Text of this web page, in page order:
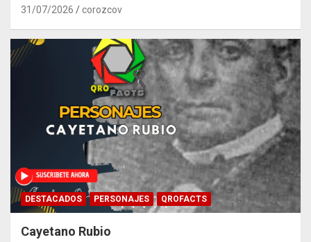
31/07/2026 corozcov
DESTACADOS PERSONAJES QROFACTS
Cayetano Rubio